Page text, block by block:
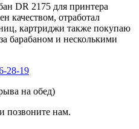
DR 2175 для принтера
качеством, отработал
картриджи также покупаю
барабаном и несколькими
28-19
на обед)
позвоните нам.